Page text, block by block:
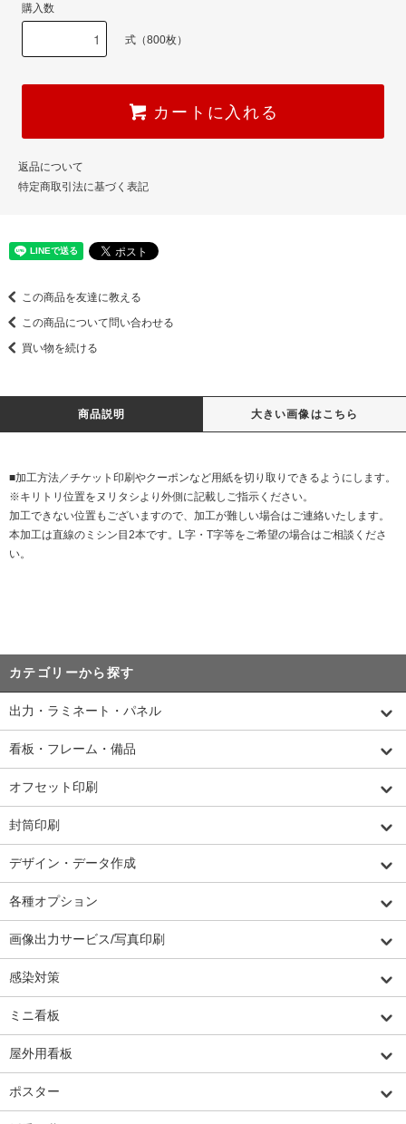
購入数
式（800枚）
カートに入れる
返品について
特定商取引法に基づく表記
この商品を友達に教える
この商品について問い合わせる
買い物を続ける
商品説明 大きい画像はこちら
■加工方法／チケット印刷やクーポンなど用紙を切り取りできるようにします。
※キリトリ位置をヌリタシより外側に記載しご指示ください。
加工できない位置もございますので、加工が難しい場合はご連絡いたします。
本加工は直線のミシン目2本です。L字・T字等をご希望の場合はご相談くださ
い。
カテゴリーから探す
出力・ラミネート・パネル
看板・フレーム・備品
オフセット印刷
封筒印刷
デザイン・データ作成
各種オプション
画像出力サービス/写真印刷
感染対策
ミニ看板
屋外用看板
ポスター